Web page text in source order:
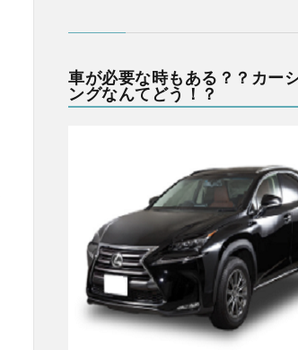
車が必要な時もある？？カー
ングなんてどう！？